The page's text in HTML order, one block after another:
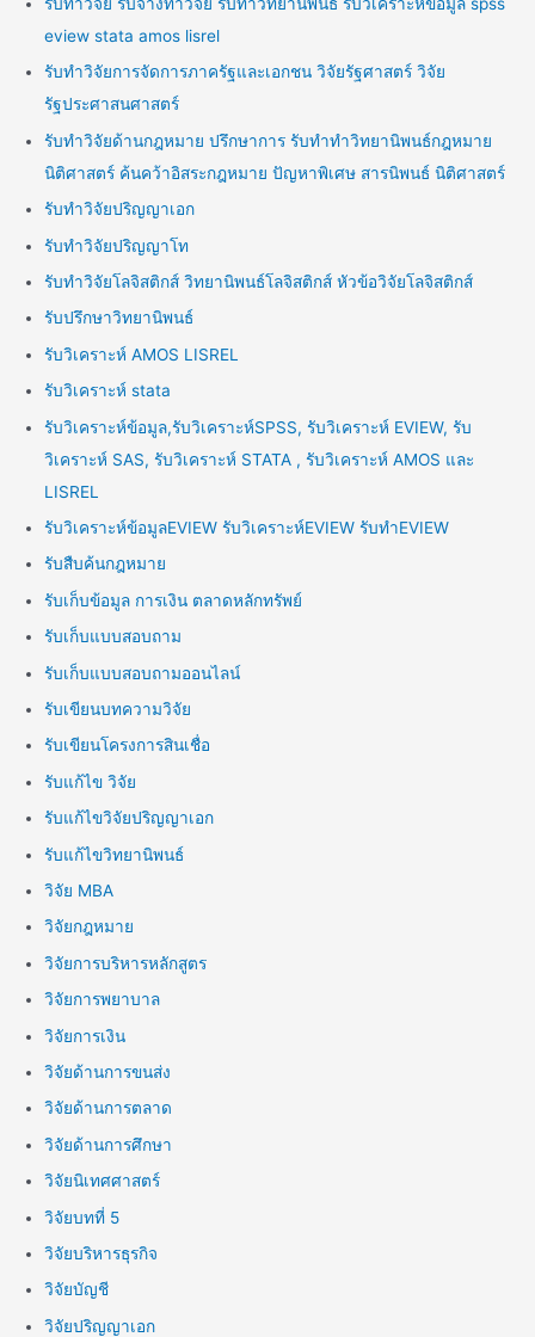
eview stata amos lisrel
รับทำวิจัยการจัดการภาครัฐและเอกชน วิจัยรัฐศาสตร์ วิจัย
รัฐประศาสนศาสตร์
รับทำวิจัยด้านกฎหมาย ปรึกษาการ รับทำทำวิทยานิพนธ์กฎหมาย
นิติศาสตร์ ค้นคว้าอิสระกฎหมาย ปัญหาพิเศษ สารนิพนธ์ นิติศาสตร์
รับทำวิจัยปริญญาเอก
รับทำวิจัยปริญญาโท
รับทำวิจัยโลจิสติกส์ วิทยานิพนธ์โลจิสติกส์ หัวข้อวิจัยโลจิสติกส์
รับปรึกษาวิทยานิพนธ์
รับวิเคราะห์ AMOS LISREL
รับวิเคราะห์ stata
รับวิเคราะห์ข้อมูล,รับวิเคราะห์SPSS, รับวิเคราะห์ EVIEW, รับ
วิเคราะห์ SAS, รับวิเคราะห์ STATA , รับวิเคราะห์ AMOS และ
LISREL
รับวิเคราะห์ข้อมูลEVIEW รับวิเคราะห์EVIEW รับทำEVIEW
รับสืบค้นกฎหมาย
รับเก็บข้อมูล การเงิน ตลาดหลักทรัพย์
รับเก็บแบบสอบถาม
รับเก็บแบบสอบถามออนไลน์
รับเขียนบทความวิจัย
รับเขียนโครงการสินเชื่อ
รับแก้ไข วิจัย
รับแก้ไขวิจัยปริญญาเอก
รับแก้ไขวิทยานิพนธ์
วิจัย MBA
วิจัยกฎหมาย
วิจัยการบริหารหลักสูตร
วิจัยการพยาบาล
วิจัยการเงิน
วิจัยด้านการขนส่ง
วิจัยด้านการตลาด
วิจัยด้านการศึกษา
วิจัยนิเทศศาสตร์
วิจัยบทที่ 5
วิจัยบริหารธุรกิจ
วิจัยบัญชี
วิจัยปริญญาเอก